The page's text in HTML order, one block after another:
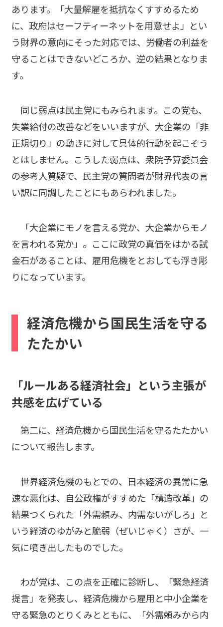
あります。「大量解雇を抵抗なくすすめるため
に、政府はセーフティーネットを用意せよ」とい
う財界の意向にそった対応では、労働者の利益を
守ることはできないどころか、逆の結果となりま
す。
同じ弱点は民主党にもみられます。この党も、
失業給付の改善などをいいますが、大企業の「非
正規切り」の動きに対して具体的行動を起こそう
とはしません。こうした弱点は、衆院予算委員会
の参考人質疑で、民主党の質問者が財界代表の言
い訳に同調したことにもあらわれました。
「大企業にモノを言える党か、大企業からモノ
を言われる党か」。ここに政党の真価をはかる試
金石があることは、雇用危機をとおしても浮き彫
りになっています。
経済危機から国民生活を守る
たたかい
「ルールある経済社会」という主張が
共感を広げている
第二に、経済危機から国民生活を守るたたかい
について報告します。
世界経済危機のもとでの、日本経済の異常に急
速な悪化は、自公政権がすすめた「構造改革」の
結果つくられた「外需頼み、内需ないがしろ」と
いう経済のゆがみと脆弱（ぜいじゃく）さが、一
気に噴き出したものでした。
わが党は、この点を正確に診断し、「緊急経済
提言」を発表し、経済危機から雇用と中小企業を
守る緊急のとりくみとともに、「外需頼みから内